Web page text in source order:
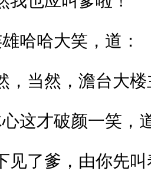
哈哈大笑，道：
，当然，澹台大
这才破颜一笑，
见了爹，由你先叫